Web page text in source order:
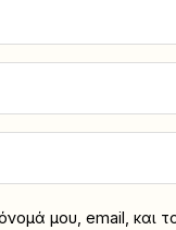
μου, email, και